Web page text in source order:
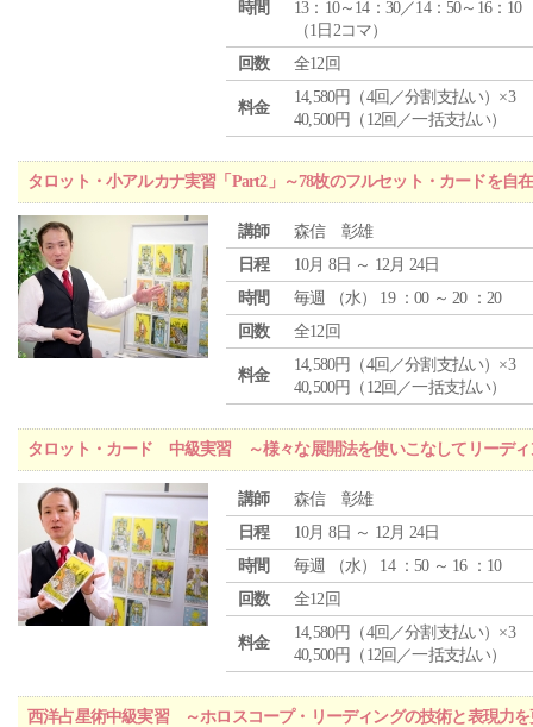
時間
13：10～14：30／14：50～16：10
（1日2コマ）
回数
全12回
料金
14,580円（4回／分割支払い）×3
40,500円（12回／一括支払い）
タロット・小アルカナ実習「Part2」～78枚のフルセット・カードを自
講師
森信 彰雄
日程
10月 8日 ～ 12月 24日
時間
毎週 （水） 19 ：00 ～ 20 ：20
回数
全12回
料金
14,580円（4回／分割支払い）×3
40,500円（12回／一括支払い）
タロット・カード 中級実習 ～様々な展開法を使いこなしてリーディ
講師
森信 彰雄
日程
10月 8日 ～ 12月 24日
時間
毎週 （水） 14 ：50 ～ 16 ：10
回数
全12回
料金
14,580円（4回／分割支払い）×3
40,500円（12回／一括支払い）
西洋占星術中級実習 ～ホロスコープ・リーディングの技術と表現力